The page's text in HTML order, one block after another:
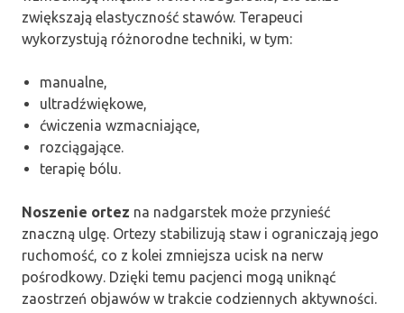
zwiększają elastyczność stawów. Terapeuci
wykorzystują różnorodne techniki, w tym:
manualne,
ultradźwiękowe,
ćwiczenia wzmacniające,
rozciągające.
terapię bólu.
Noszenie ortez na nadgarstek może przynieść
znaczną ulgę. Ortezy stabilizują staw i ograniczają jego
ruchomość, co z kolei zmniejsza ucisk na nerw
pośrodkowy. Dzięki temu pacjenci mogą uniknąć
zaostrzeń objawów w trakcie codziennych aktywności.